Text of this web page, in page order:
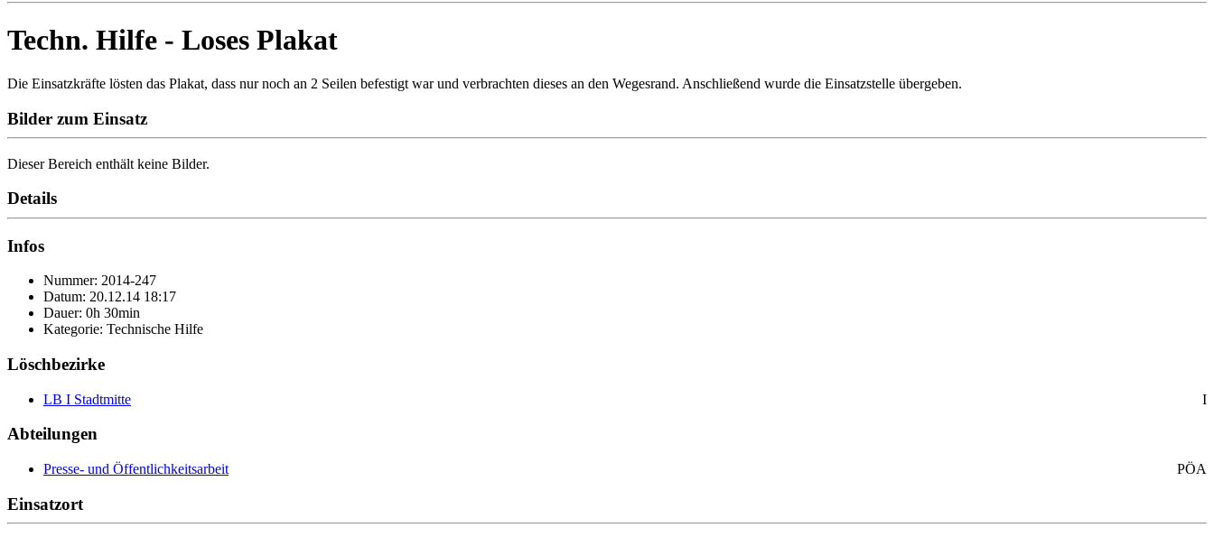
Techn. Hilfe - Loses Plakat
Die Einsatzkräfte lösten das Plakat, dass nur noch an 2 Seilen befestigt war und verbrachten dieses an den Wegesrand. Anschließend wurde die Einsatzstelle übergeben.
Bilder zum Einsatz
Dieser Bereich enthält keine Bilder.
Details
Infos
Nummer: 2014-247
Datum: 20.12.14 18:17
Dauer: 0h 30min
Kategorie: Technische Hilfe
Löschbezirke
LB I Stadtmitte I
Abteilungen
Presse- und Öffentlichkeitsarbeit PÖA
Einsatzort